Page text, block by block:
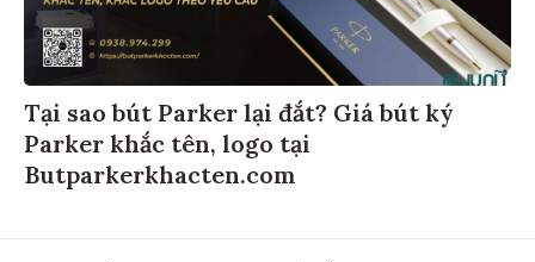
Tại sao bút Parker lại đắt? Giá bút ký
Parker khắc tên, logo tại
Butparkerkhacten.com